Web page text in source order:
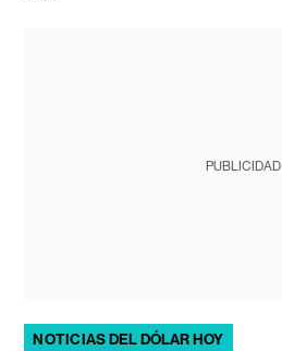
PUBLICIDAD
NOTICIAS DEL DÓLAR HOY